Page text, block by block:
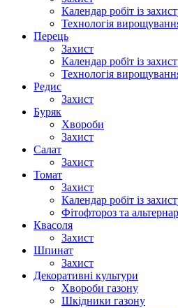
Календар робіт із
Технологія
Перець
Захист
Календар робіт із
Технологія
Редис
Захист
Буряк
Хвороби
Захист
Салат
Захист
Томат
Захист
Календар робіт із
Фітофтороз та
Квасоля
Захист
Шпинат
Захист
Декоративні культури
Хвороби газону
Шкідники газону